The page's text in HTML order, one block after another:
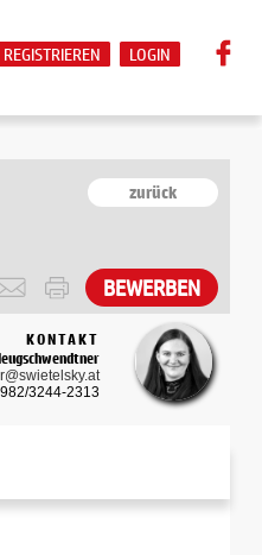
LOGIN
REGISTRIEREN
zurück
BEWERBEN
KONTAKT
3244-2313